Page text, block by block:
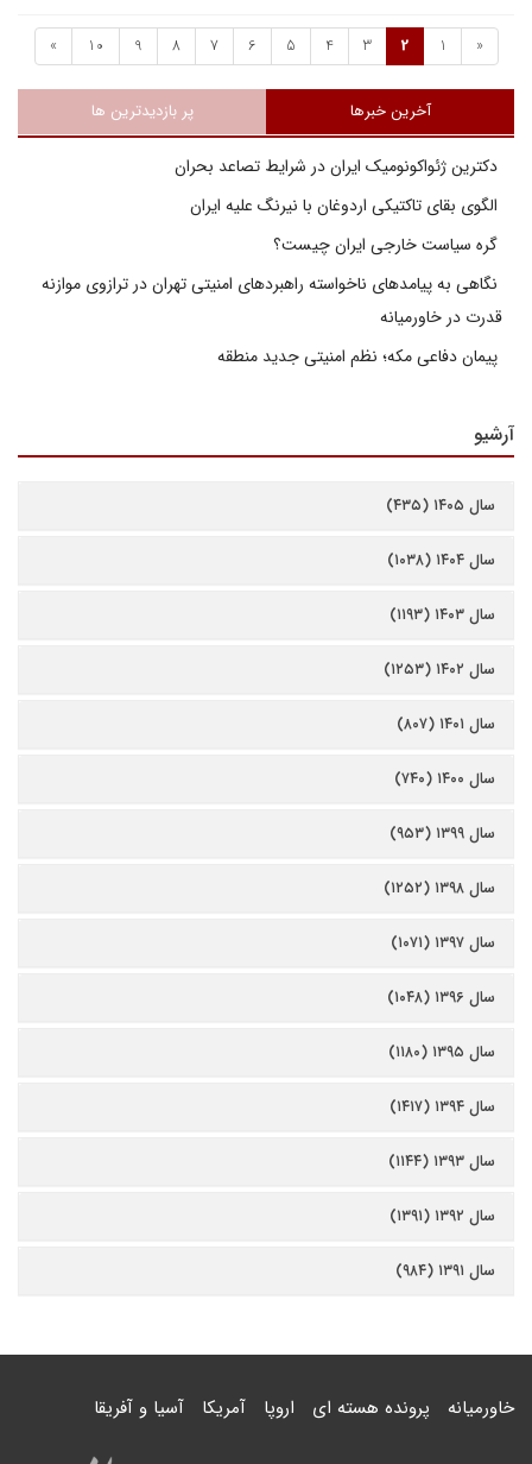
«
1
2
3
4
5
6
7
8
9
10
»
آخرین خبرها پر بازدیدترین ها
دکترین ژئواکونومیک ایران در شرایط تصاعد بحران
الگوی بقای تاکتیکی اردوغان با نیرنگ علیه ایران
گره سیاست خارجی ایران چیست؟
نگاهی به پیامدهای ناخواسته راهبردهای امنیتی تهران در ترازوی موازنه
قدرت در خاورمیانه
پیمان دفاعی مکه؛ نظم امنیتی جدید منطقه
آرشیو
سال ۱۴۰۵ (۴۳۵)
سال ۱۴۰۴ (۱۰۳۸)
سال ۱۴۰۳ (۱۱۹۳)
سال ۱۴۰۲ (۱۲۵۳)
سال ۱۴۰۱ (۸۰۷)
سال ۱۴۰۰ (۷۴۰)
سال ۱۳۹۹ (۹۵۳)
سال ۱۳۹۸ (۱۲۵۲)
سال ۱۳۹۷ (۱۰۷۱)
سال ۱۳۹۶ (۱۰۴۸)
سال ۱۳۹۵ (۱۱۸۰)
سال ۱۳۹۴ (۱۴۱۷)
سال ۱۳۹۳ (۱۱۴۴)
سال ۱۳۹۲ (۱۳۹۱)
سال ۱۳۹۱ (۹۸۴)
خاورمیانه پرونده هسته ای اروپا آمریکا آسیا و آفریقا